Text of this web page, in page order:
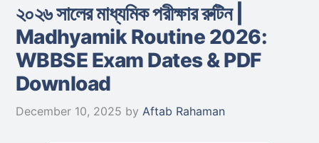
২০২৬ সালের মাধ্যমিক পরীক্ষার রুটিন |
Madhyamik Routine 2026:
WBBSE Exam Dates & PDF
Download
December 10, 2025 by Aftab Rahaman